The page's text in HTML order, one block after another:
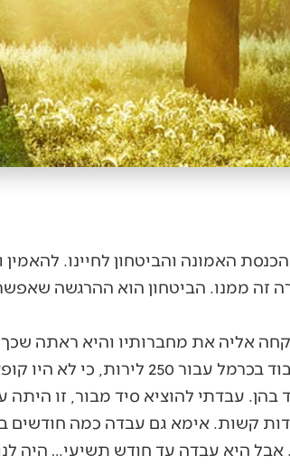
האמונה והביטחון לחיינו.
זה ממנו. הביטחון הוא ההרגשה
אליה את מחברותיו והיא ראתה
שהם עשו לעשרת ילדיהם. כך הוא כתב: "נסעתי לעבוד
בהן. עבדתי להוציא סיד מבור, זו
קשות. אימא גם עבדה כמה חודשים
היא עבדה עד חודש תשיעי… היה